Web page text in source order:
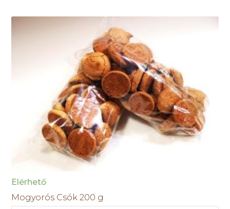
Elérhető
Mogyorós Csók 200 g